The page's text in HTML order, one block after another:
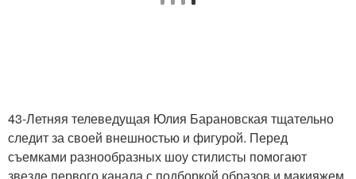
43-Летняя телеведущая Юлия Барановская тщательно
следит за своей внешностью и фигурой. Перед
съемками разнообразных шоу стилисты помогают